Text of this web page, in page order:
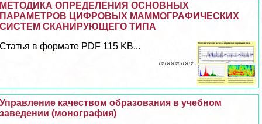
МЕТОДИКА ОПРЕДЕЛЕНИЯ ОСНОВНЫХ
ПАРАМЕТРОВ ЦИФРОВЫХ МАММОГРАФИЧЕСКИХ
СИСТЕМ СКАНИРУЮЩЕГО ТИПА
Статья в формате PDF 115 KB...
02 08 2026 0:20:25
Управление качеством образования в учебном
заведении (монография)